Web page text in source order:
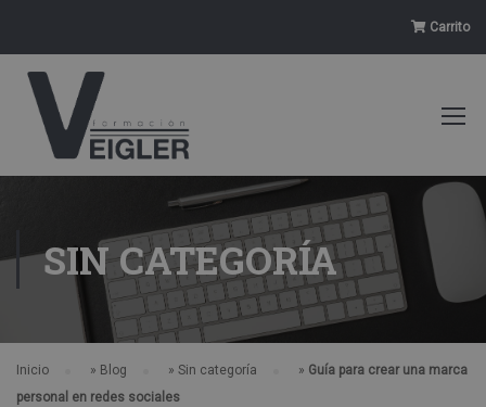
Carrito
SIN CATEGORÍA
Inicio » Blog » Sin categoría » Guía para crear una marca
personal en redes sociales